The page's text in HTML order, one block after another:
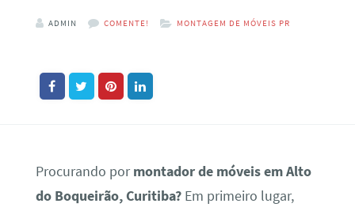
ADMIN COMENTE! MONTAGEM DE MÓVEIS PR
Procurando pormontador de móveis em Alto
do Boqueirão, Curitiba?Em primeiro lugar,